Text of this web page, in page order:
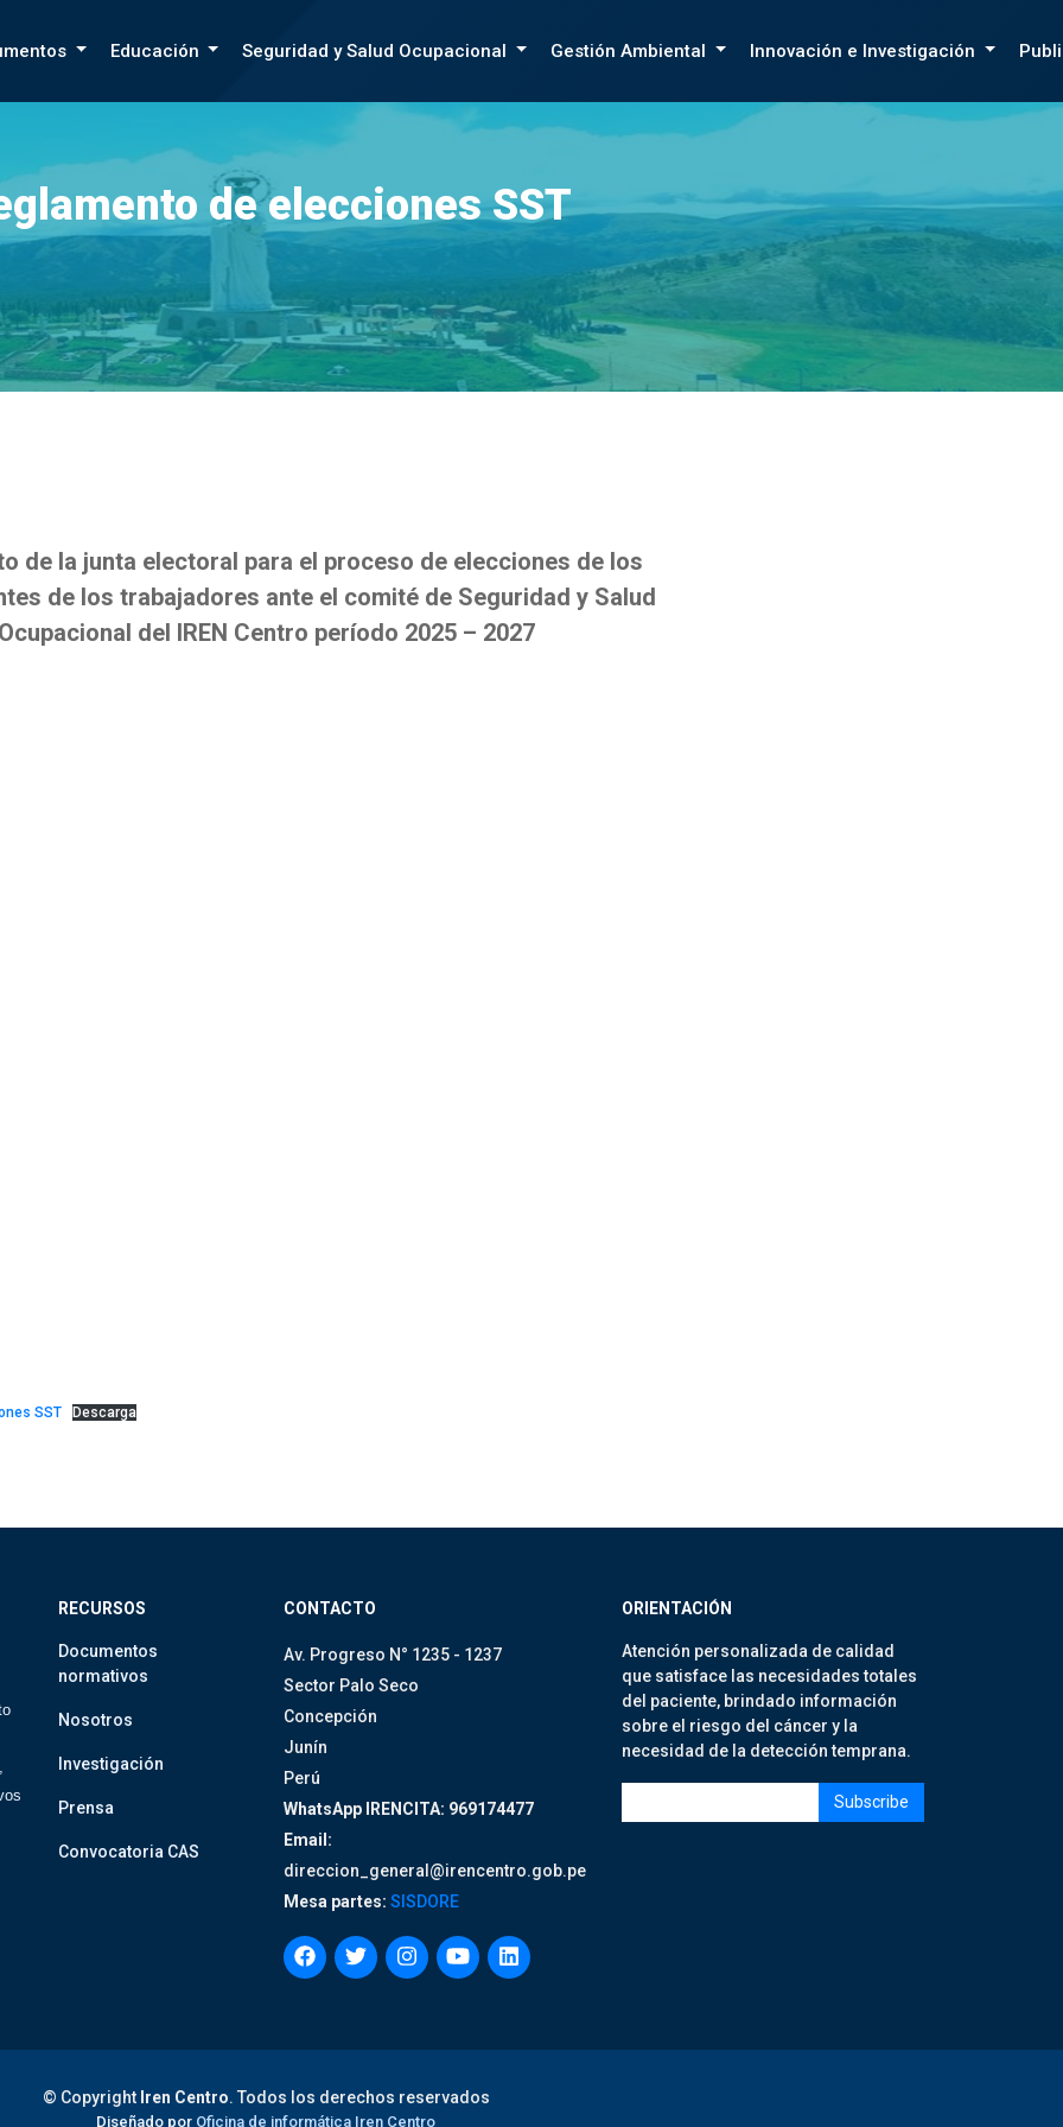
Educación Seguridad y Salud Ocupacional Gestión Ambiental Innovación e Investigación
de elecciones SST
de la junta electoral para el proceso de elecciones de los
de los trabajadores ante el comité de Seguridad y Salud
Ocupacional del IREN Centro período 2025 – 2027
SST Descarga
RECURSOS
Documentos
normativos
Nosotros
Investigación
Prensa
Convocatoria CAS
CONTACTO
Av. Progreso N° 1235 - 1237
Sector Palo Seco
Concepción
Junín
Perú
WhatsApp IRENCITA: 969174477
Email:
direccion_general@irencentro.gob.pe
Mesa partes: SISDORE
ORIENTACIÓN
Atención personalizada de calidad
que satisface las necesidades totales
del paciente, brindado información
sobre el riesgo del cáncer y la
necesidad de la detección temprana.
© Copyright Iren Centro. Todos los derechos reservados
Diseñado por Oficina de informática Iren Centro